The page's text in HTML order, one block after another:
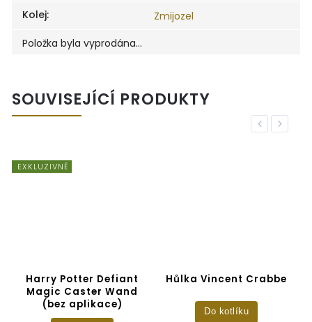
Kolej:
Zmijozel
Položka byla vyprodána…
SOUVISEJÍCÍ PRODUKTY
Previous
EXKLUZIVNĚ
Harry Potter Defiant
Magic Caster Wand
(bez aplikace)
Hůlka Vincent Crabbe
Do kotlíku
Next